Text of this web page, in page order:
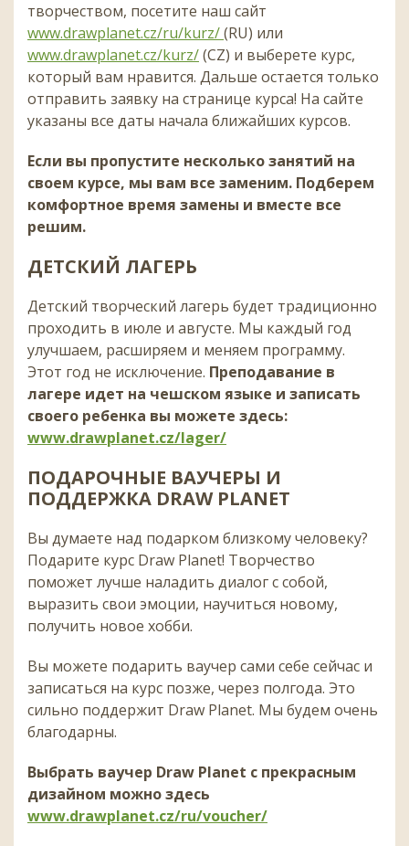
творчеством, посетите наш сайт
www.drawplanet.cz/ru/kurz/(RU) или
www.drawplanet.cz/kurz/(CZ) и выберете курс,
который вам нравится. Дальше остается только
отправить заявку на странице курса! На сайте
указаны все даты начала ближайших курсов.
Если вы пропустите несколько занятий на
своем курсе, мы вам все заменим. Подберем
комфортное время замены и вместе все
решим.
ДЕТСКИЙ ЛАГЕРЬ
Детский творческий лагерь будет традиционно
проходить в июле и августе. Мы каждый год
улучшаем, расширяем и меняем программу.
Этот год не исключение. Преподавание в
лагере идет на чешском языке и записать
своего ребенка вы можете здесь:
www.drawplanet.cz/lager/
ПОДАРОЧНЫЕ ВАУЧЕРЫ И
ПОДДЕРЖКА DRAW PLANET
Вы думаете над подарком близкому человеку?
Подарите курс Draw Planet! Творчество
поможет лучше наладить диалог с собой,
выразить свои эмоции, научиться новому,
получить новое хобби.
Вы можете подарить ваучер сами себе сейчас и
записаться на курс позже, через полгода. Это
сильно поддержит Draw Planet. Мы будем очень
благодарны.
Выбрать ваучер Draw Planet с прекрасным
дизайном можно здесь
www.drawplanet.cz/ru/voucher/